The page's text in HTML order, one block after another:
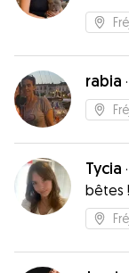
rabia ·
Tycia ·
bêtes